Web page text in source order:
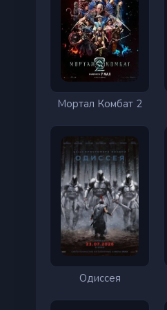
Мортал Комбат 2
Одиссея